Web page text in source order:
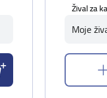
Žival za
Moje